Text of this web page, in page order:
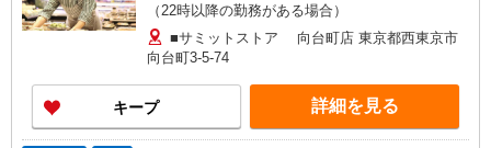
（22時以降の勤務がある場合）
■サミットストア 向台町店 東京都西東京市
向台町3-5-74
キープ 詳細を見る